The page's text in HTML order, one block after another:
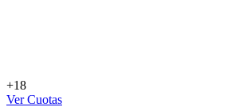
+18
Ver Cuotas